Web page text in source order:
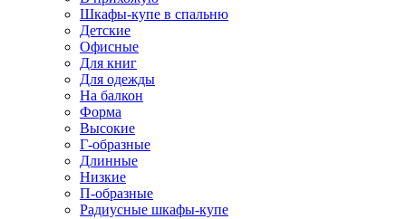
Шкафы-купе в спальню
Детские
Офисные
Для книг
Для одежды
На балкон
Форма
Высокие
Г-образные
Длинные
Низкие
П-образные
Радиусные шкафы-купе